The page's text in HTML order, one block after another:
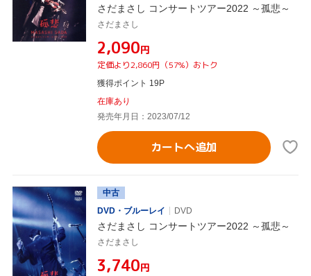
さだまさし コンサートツアー2022 ～孤悲～
さだまさし
¥2,090円
定価より2,860円（57%）おトク
獲得ポイント 19P
在庫あり
発売年月日：2023/07/12
カートへ追加
中古
DVD・ブルーレイ
DVD
さだまさし コンサートツアー2022 ～孤悲～
さだまさし
¥3,740円